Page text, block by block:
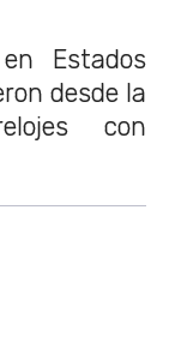
Estados
desde la
con